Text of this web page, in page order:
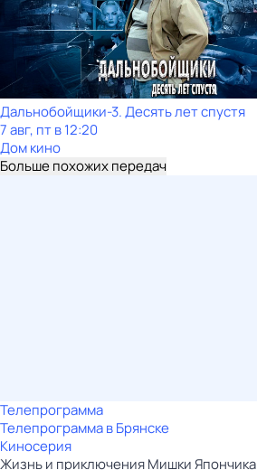
Дальнобойщики-3. Десять лет спустя
7 авг, пт в 12:20
Дом кино
Больше похожих передач
Телепрограмма
Телепрограмма в Брянске
Киносерия
Жизнь и приключения Мишки Япончика